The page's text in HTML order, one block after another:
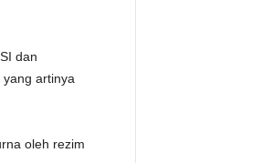
dan
artinya
oleh rezim